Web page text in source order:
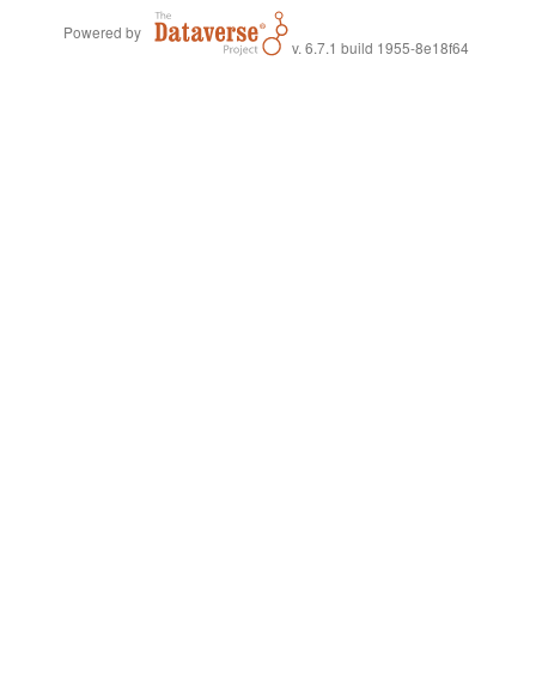
Powered by
v. 6.7.1 build 1955-8e18f64